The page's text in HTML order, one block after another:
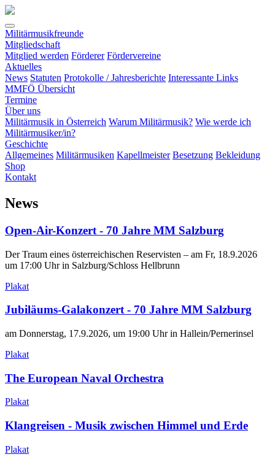
Militärmusikfreunde
Mitgliedschaft
Mitglied werden Förderer Fördervereine
Aktuelles(current)
News Statuten Protokolle / Jahresberichte Interessante Links
MMFÖ Übersicht
Termine
Über uns
Militärmusik in Österreich Warum Militärmusik? Wie werde ich
Militärmusiker/in?
Geschichte
Allgemeines Militärmusiken Kapellmeister Besetzung Bekleidung
Shop
Kontakt
News
Open-Air-Konzert - 70 Jahre MM Salzburg
Der Traum eines österreichischen Reservisten – am Fr, 18.9.2026
um 17:00 Uhr in Salzburg/Schloss Hellbrunn
Plakat
Jubiläums-Galakonzert - 70 Jahre MM Salzburg
am Donnerstag, 17.9.2026, um 19:00 Uhr in Hallein/Pernerinsel
Plakat
The European Naval Orchestra
Plakat
Klangreisen - Musik zwischen Himmel und Erde
Plakat